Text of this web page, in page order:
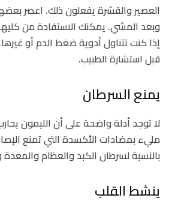
العصير والقشرة يفعلون ذلك. اعصر
وبعد المشي. يمكنك الاستفادة من
إذا كنت تتناول أدوية ضغط الدم أو
قبل استشارة الطبيب.
يمنع السرطان
لا توجد أدلة واضحة على أن الليمون
مليء بمضادات الأكسدة التي تمنع
بالنسبة لسرطان الكبد والعظام
ينشط القلب